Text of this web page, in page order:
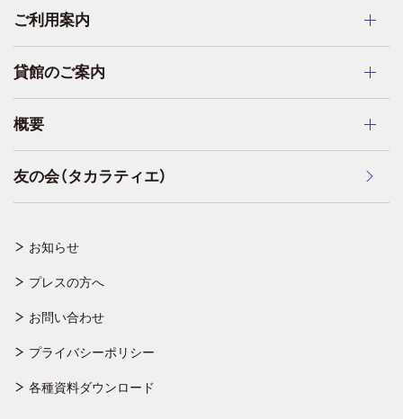
お知らせ
プレスの方へ
お問い合わせ
プライバシーポリシー
各種資料ダウンロード
ご利用案内
貸館のご案内
概要
友の会（タカラティエ）